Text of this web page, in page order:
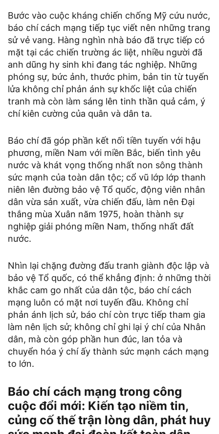
Bước vào cuộc kháng chiến chống Mỹ cứu nước,
báo chí cách mạng tiếp tục viết nên những trang
sử vẻ vang. Hàng nghìn nhà báo đã trực tiếp có
mặt tại các chiến trường ác liệt, nhiều người đã
anh dũng hy sinh khi đang tác nghiệp. Những
phóng sự, bức ảnh, thước phim, bản tin từ tuyến
lửa không chỉ phản ánh sự khốc liệt của chiến
tranh mà còn làm sáng lên tinh thần quả cảm, ý
chí kiên cường của quân và dân ta.
Báo chí đã góp phần kết nối tiền tuyến với hậu
phương, miền Nam với miền Bắc, biến tình yêu
nước và khát vọng thống nhất non sông thành
sức mạnh của toàn dân tộc; cổ vũ lớp lớp thanh
niên lên đường bảo vệ Tổ quốc, động viên nhân
dân vừa sản xuất, vừa chiến đấu, làm nên Đại
thắng mùa Xuân năm 1975, hoàn thành sự
nghiệp giải phóng miền Nam, thống nhất đất
nước.
Nhìn lại chặng đường đấu tranh giành độc lập và
bảo vệ Tổ quốc, có thể khẳng định: ở những thời
khắc cam go nhất của dân tộc, báo chí cách
mạng luôn có mặt nơi tuyến đầu. Không chỉ
phản ánh lịch sử, báo chí còn trực tiếp tham gia
làm nên lịch sử; không chỉ ghi lại ý chí của Nhân
dân, mà còn góp phần hun đúc, lan tỏa và
chuyển hóa ý chí ấy thành sức mạnh cách mạng
to lớn.
Báo chí cách mạng trong công
cuộc đổi mới: Kiến tạo niềm tin,
củng cố thế trận lòng dân, phát huy